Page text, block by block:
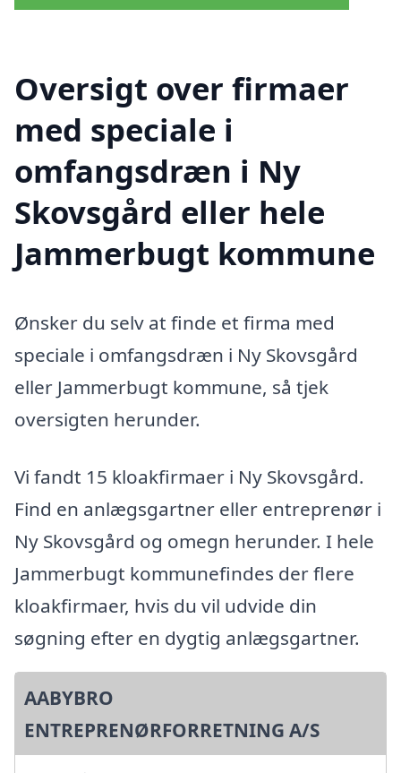
Oversigt over firmaer
med speciale i
omfangsdræn i Ny
Skovsgård eller hele
Jammerbugt kommune
Ønsker du selv at finde et firma med
speciale i omfangsdræn i Ny Skovsgård
eller Jammerbugt kommune, så tjek
oversigten herunder.
Vi fandt 15 kloakfirmaer i Ny Skovsgård.
Find en anlægsgartner eller entreprenør i
Ny Skovsgård og omegn herunder. I hele
Jammerbugt kommunefindes der flere
kloakfirmaer, hvis du vil udvide din
søgning efter en dygtig anlægsgartner.
AABYBRO
ENTREPRENØRFORRETNING A/S